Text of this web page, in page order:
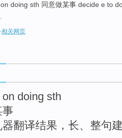
on doing sth 同意做某事 decide e to
-相关网页
doing sth
器翻译结果，长、整句